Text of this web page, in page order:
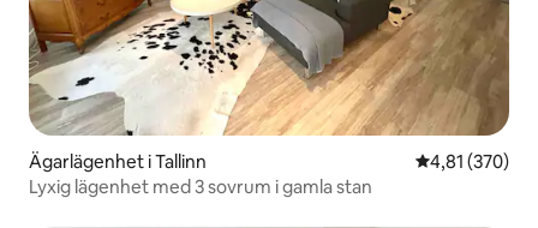
Ägarlägenhet i Tallinn 4,81 av 5 i
4,81 (370)
Lyxig lägenhet med 3 sovrum i gamla stan